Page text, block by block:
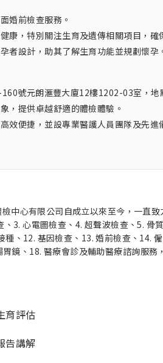
婚前檢查服務。
康，特別關注生育及遺傳相關項目，確
者設計，助其了解生育功能並規劃懷孕
號元朗滙豐大廈12樓1202-03室，地
，提供卓越舒適的體檢體驗。
效便捷，並設專業醫護人員團隊及先進
中心有限公司自成立以來至今，一直
3. 心電圖檢查、4. 超聲波檢查、5. 骨
、12. 基因檢查、13. 婚前檢查、14.
鏡、18. 醫療會診及輔助醫療諮詢服務
育評估
告講解